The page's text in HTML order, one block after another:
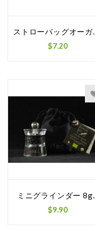
$7.20
ミニグラインダー 8g...
$9.90